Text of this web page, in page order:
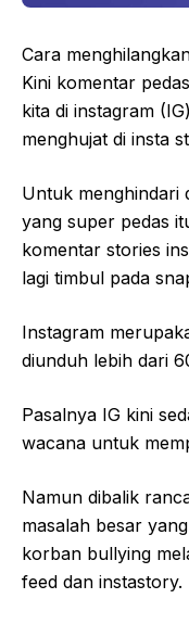
Cara
Kini komentar
kita di instagram
menghujat di insta
Untuk menghindari
yang super pedas
komentar stories
lagi timbul pada
Instagram
diunduh lebih dari
Pasalnya IG kini
wacana untuk
Namun dibalik
masalah besar
korban bullying
feed dan instastory.